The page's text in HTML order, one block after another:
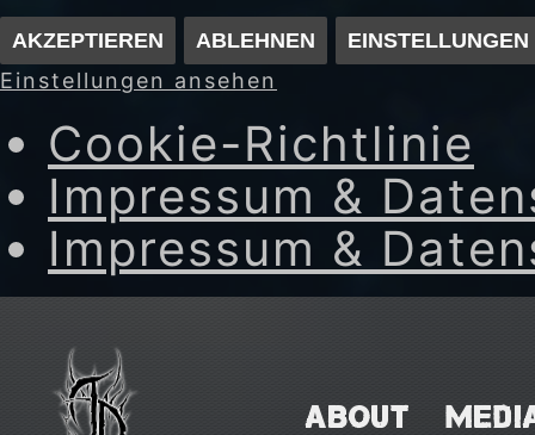
AKZEPTIEREN ABLEHNEN
Einstellungen ansehen
Cookie-Richtlinie
Impressum &
Impressum &
content
ABOUT